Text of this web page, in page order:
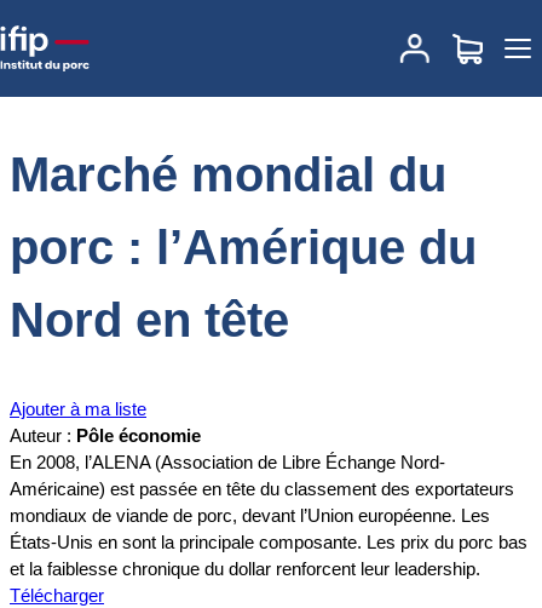
Accueil
Marché mondial du porc : l’Amérique du
Nord en tête
Marché mondial du
porc : l’Amérique du
Nord en tête
Ajouter à ma liste
Auteur : Pôle économie
En 2008, l’ALENA (Association de Libre Échange Nord-
Américaine) est passée en tête du classement des exportateurs
mondiaux de viande de porc, devant l’Union européenne. Les
États-Unis en sont la principale composante. Les prix du porc bas
et la faiblesse chronique du dollar renforcent leur leadership.
Télécharger